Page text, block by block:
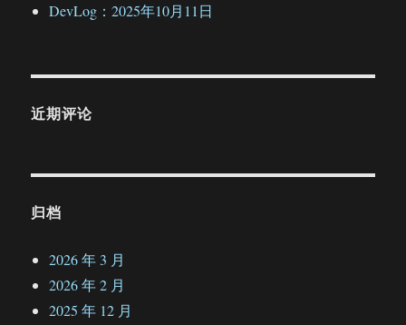
DevLog：2025年10月11日
近期评论
归档
2026 年 3 月
2026 年 2 月
2025 年 12 月